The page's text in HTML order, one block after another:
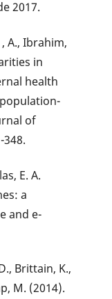
2017.
A., Ibrahim,
in
health
of
E. A.
a
and e-
Brittain, K.,
M. (2014).